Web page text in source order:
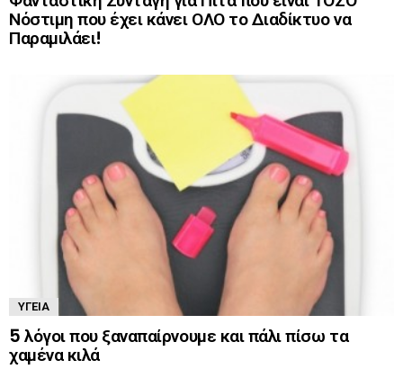
Νόστιμη που έχει κάνει ΟΛΟ το Διαδίκτυο να
Παραμιλάει!
ΥΓΕΊΑ
5 λόγοι που ξαναπαίρνουμε και πάλι πίσω τα
χαμένα κιλά